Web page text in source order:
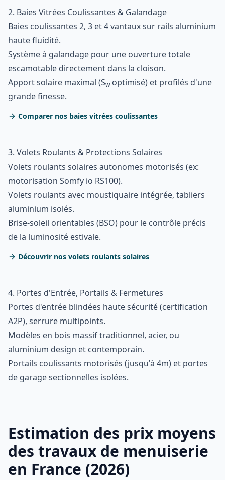
2. Baies Vitrées Coulissantes & Galandage
Baies coulissantes 2, 3 et 4 vantaux sur rails aluminium
haute fluidité.
Système à galandage pour une ouverture totale
escamotable directement dans la cloison.
Apport solaire maximal (Swoptimisé) et profilés d'une
grande finesse.
Comparer nos baies vitrées coulissantes
3. Volets Roulants & Protections Solaires
Volets roulants solaires autonomes motorisés (ex:
motorisation Somfy io RS100).
Volets roulants avec moustiquaire intégrée, tabliers
aluminium isolés.
Brise-soleil orientables (BSO) pour le contrôle précis
de la luminosité estivale.
Découvrir nos volets roulants solaires
4. Portes d'Entrée, Portails & Fermetures
Portes d'entrée blindées haute sécurité (certification
A2P), serrure multipoints.
Modèles en bois massif traditionnel, acier, ou
aluminium design et contemporain.
Portails coulissants motorisés (jusqu'à 4m) et portes
de garage sectionnelles isolées.
Estimation des prix moyens
des travaux de menuiserie
en France (2026)